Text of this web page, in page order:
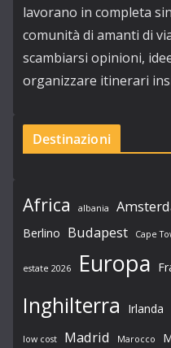
lavorano in completa
comunità di amanti di
scambiarsi opinioni,
organizzare itinerari
Destinazioni
Africa albania
Berlino Budapest Cape
estate 2026 Europa
Inghilterra Irlanda
low cost Madrid Marocco